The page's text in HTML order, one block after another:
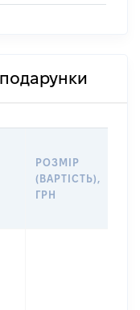
РОЗМІР
(ВАРТІСТЬ),
ГРН